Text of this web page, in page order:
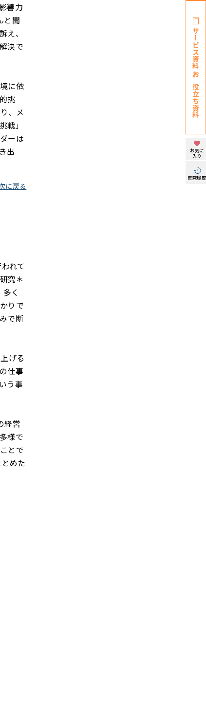
響力
と聞
え、
決で
に依
挑
、メ
戦」
ーは
出
に戻る
れて
究＊
く
りで
で断
げる
仕事
う事
経営
様で
とで
めた
サービス資料・
お役立ち資料
お気に
入り
閲覧履歴